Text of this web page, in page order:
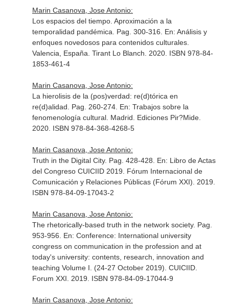
Marin Casanova, Jose Antonio:
Los espacios del tiempo. Aproximación a la
temporalidad pandémica. Pag. 300-316. En: Análisis y
enfoques novedosos para contenidos culturales.
Valencia, España. Tirant Lo Blanch. 2020. ISBN 978-84-
1853-461-4
Marin Casanova, Jose Antonio:
La hierolisis de la (pos)verdad: re(d)tórica en
re(d)alidad. Pag. 260-274. En: Trabajos sobre la
fenomenología cultural. Madrid. Ediciones Pir?Mide.
2020. ISBN 978-84-368-4268-5
Marin Casanova, Jose Antonio:
Truth in the Digital City. Pag. 428-428. En: Libro de Actas
del Congreso CUICIID 2019 . Fórum Internacional de
Comunicación y Relaciones Públicas (Fórum XXI). 2019.
ISBN 978-84-09-17043-2
Marin Casanova, Jose Antonio:
The rhetorically-based truth in the network society. Pag.
953-956. En: Conference: International university
congress on communication in the profession and at
today's university: contents, research, innovation and
teaching Volume I. (24-27 October 2019). CUICIID.
Forum XXI. 2019. ISBN 978-84-09-17044-9
Marin Casanova, Jose Antonio: